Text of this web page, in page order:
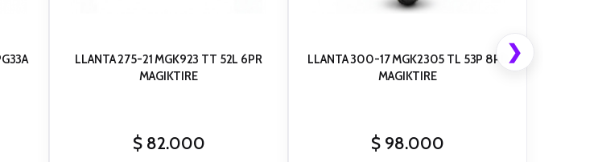
LLANTA 275-21 MGK923 TT 52L 6PR
MAGIKTIRE
$82.000
LLANTA 300-17 MGK2305 TL 53P 8PR
MAGIKTIRE
$ 98.000
❯